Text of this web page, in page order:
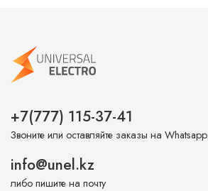
+7(777) 115-37-41
Звоните или оставляйте заказы на Whatsapp
info@unel.kz
либо пишите на почту